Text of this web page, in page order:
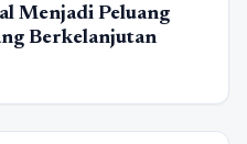
Menjadi Peluang
Berkelanjutan